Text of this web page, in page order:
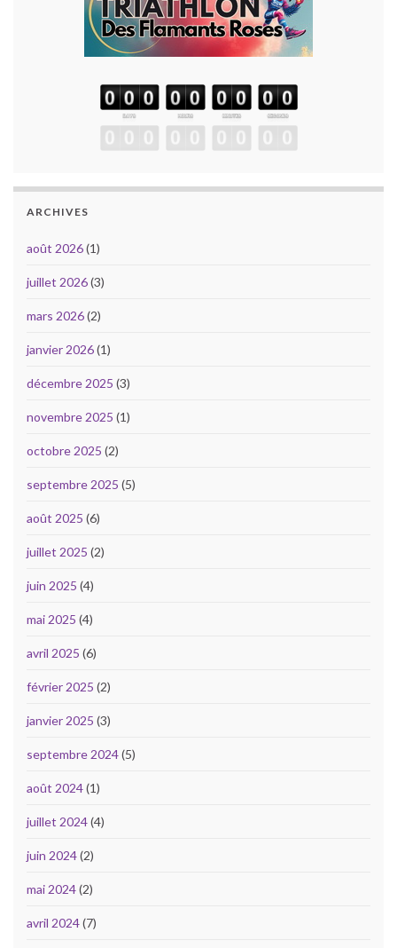
ARCHIVES
août 2026(1)
juillet 2026(3)
mars 2026(2)
janvier 2026(1)
décembre 2025 (3)
novembre 2025 (1)
octobre 2025 (2)
septembre 2025 (5)
août 2025 (6)
juillet 2025 (2)
juin 2025 (4)
mai 2025 (4)
avril 2025 (6)
février 2025 (2)
janvier 2025 (3)
septembre 2024(5)
août 2024(1)
juillet 2024(4)
juin 2024(2)
mai 2024(2)
avril 2024(7)